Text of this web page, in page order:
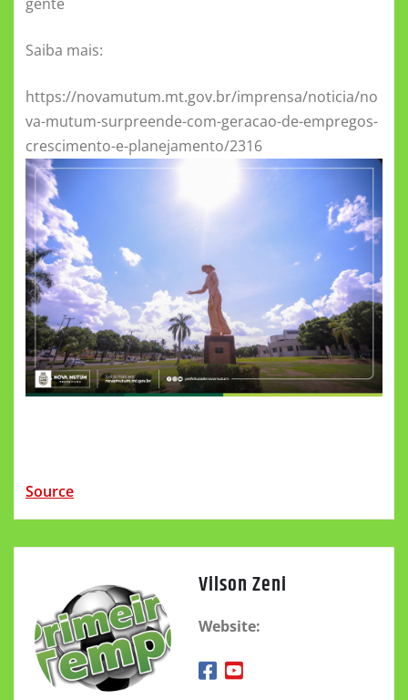
k
Saiba mais:
https://novamutum.mt.gov.br/imprensa/noticia/no
va-mutum-surpreende-com-geracao-de-empregos-
crescimento-e-planejamento/2316
Source
Vilson Zeni
Website: